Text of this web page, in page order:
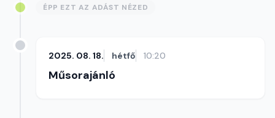
ÉPP EZT AZ ADÁST NÉZED
2025. 08. 18. hétfő 10:20
Műsorajánló